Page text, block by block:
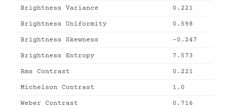
Brightness Variance 0.221
Brightness Uniformity 0.598
Brightness Skewness -0.247
Brightness Entropy 7.573
Rms Contrast 0.221
Michelson Contrast 1.0
Weber Contrast 0.716